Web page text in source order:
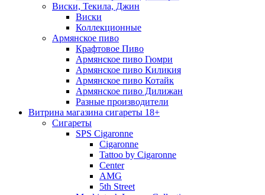
Виски, Текила, Джин
Виски
Коллекционные
Армянское пиво
Крафтовое Пиво
Армянское пиво Гюмри
Армянское пиво Киликия
Армянское пиво Котайк
Армянское пиво Дилижан
Разные производители
Витрина магазина сигареты 18+
Cигареты
SPS Cigaronne
Сigaronne
Tattoo by Cigaronne
Center
AMG
5th Street